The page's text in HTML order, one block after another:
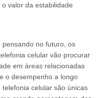
valor da estabilidade
no futuro, os
celular vão procurar
em áreas relacionadas
o desempenho a longo
celular são únicas